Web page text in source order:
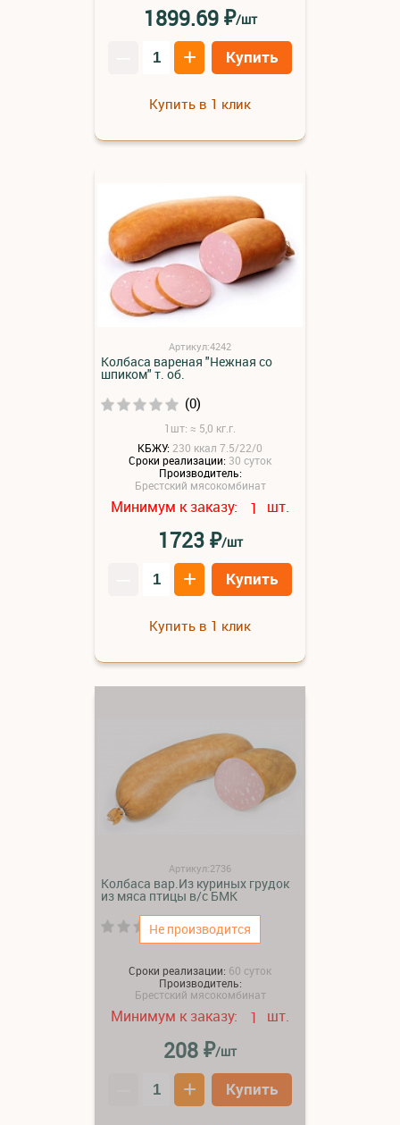
1899.69₽/шт
+ Купить
Купить в 1 клик
Артикул:4242
Колбаса вареная "Нежная со
шпиком" т. об.
(0)
1шт: ≈ 5,0 кг.г.
КБЖУ:230 ккал 7.5/22/0
Сроки реализации: 30 суток
Производитель:
Брестский мясокомбинат
Минимум к заказу: 1 шт.
1723₽/шт
+ Купить
Купить в 1 клик
Не производится
Артикул:2736
Колбаса вар.Из куриных грудок
из мяса птицы в/с БМК
(0)
Сроки реализации: 60 суток
Производитель:
Брестский мясокомбинат
Минимум к заказу: 1 шт.
208₽/шт
+ Купить